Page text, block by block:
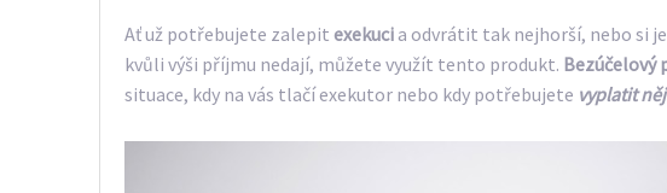
Ať už potřebujete zalepit exekuci a odvrátit tak nejhorší, nebo si
kvůli výši příjmu nedají, můžete využít tento produkt. Bezúčelový
situace, kdy na vás tlačí exekutor nebo kdy potřebujete vyplatit